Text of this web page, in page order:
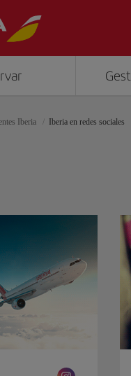
Iberia Iberia en redes sociales